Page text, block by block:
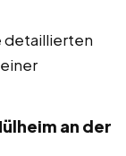
detaillierten
an der